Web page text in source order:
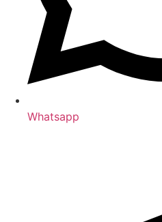
Whatsapp